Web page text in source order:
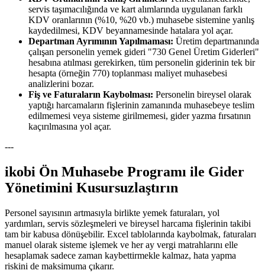
servis taşımacılığında ve kart alımlarında uygulanan farklı
KDV oranlarının (%10, %20 vb.) muhasebe sistemine yanlış
kaydedilmesi, KDV beyannamesinde hatalara yol açar.
Departman Ayrımının Yapılmaması: Üretim departmanında
çalışan personelin yemek gideri "730 Genel Üretim Giderleri"
hesabına atılması gerekirken, tüm personelin giderinin tek bir
hesapta (örneğin 770) toplanması maliyet muhasebesi
analizlerini bozar.
Fiş ve Faturaların Kaybolması: Personelin bireysel olarak
yaptığı harcamaların fişlerinin zamanında muhasebeye teslim
edilmemesi veya sisteme girilmemesi, gider yazma fırsatının
kaçırılmasına yol açar.
---
ikobi Ön Muhasebe Programı ile Gider
Yönetimini Kusursuzlaştırın
Personel sayısının artmasıyla birlikte yemek faturaları, yol
yardımları, servis sözleşmeleri ve bireysel harcama fişlerinin takibi
tam bir kabusa dönüşebilir. Excel tablolarında kaybolmak, faturaları
manuel olarak sisteme işlemek ve her ay vergi matrahlarını elle
hesaplamak sadece zaman kaybettirmekle kalmaz, hata yapma
riskini de maksimuma çıkarır.